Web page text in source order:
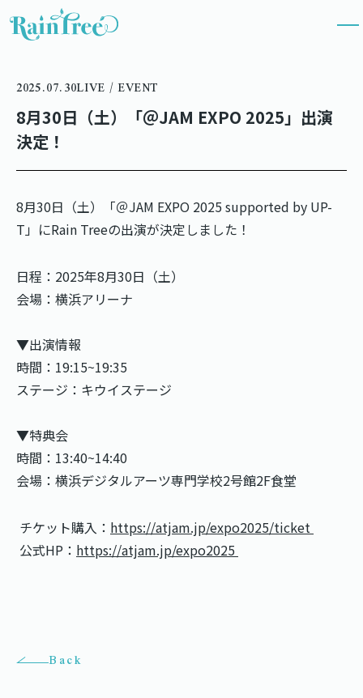
2025.07.30LIVE / EVENT
8月30日（土）「＠JAM EXPO 2025」出演
決定！
8月30日（土）「＠JAM EXPO 2025 supported by UP-
T」にRain Treeの出演が決定しました！
日程：2025年8月30日（土）
会場：横浜アリーナ
▼出演情報
時間：19:15~19:35
ステージ：キウイステージ
▼特典会
時間：13:40~14:40
会場：横浜デジタルアーツ専門学校2号館2F食堂
チケット購入： https://atjam.jp/expo2025/ticket
公式HP： https://atjam.jp/expo2025
Back